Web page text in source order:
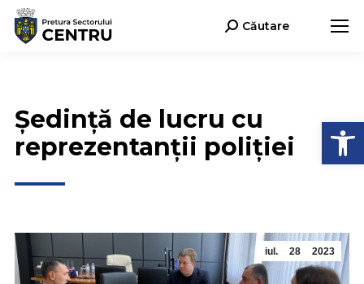
Search:Căutare
Ședință de lucru cu
reprezentanții poliției
iul. 28 2023